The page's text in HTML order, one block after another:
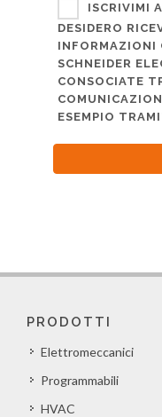
ISCRIVIMI
DESIDERO
INFORMAZIONI
SCHNEIDER
CONSOCIATE
ESEMPIO
PRODOTTI
Elettromeccanici
Programmabili
HVAC